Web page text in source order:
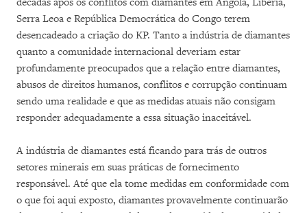
décadas após os conflitos com diamantes em Angola, Libéria,
Serra Leoa e República Democrática do Congo terem
desencadeado a criação do KP. Tanto a indústria de diamantes
quanto a comunidade internacional deveriam estar
profundamente preocupados que a relação entre diamantes,
abusos de direitos humanos, conflitos e corrupção continuam
sendo uma realidade e que as medidas atuais não consigam
responder adequadamente a essa situação inaceitável.
A indústria de diamantes está ficando para trás de outros
setores minerais em suas práticas de fornecimento
responsável. Até que ela tome medidas em conformidade com
o que foi aqui exposto, diamantes provavelmente continuarão